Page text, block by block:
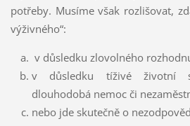
potřeby. Musíme však rozlišovat,
výživného“:
v důsledku zlovolného
v důsledku tíživé životní
dlouhodobá nemoc či
nebo jde skutečně o